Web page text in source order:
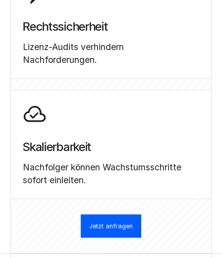
Rechtssicherheit
Lizenz-Audits verhindern
Nachforderungen.
Skalierbarkeit
Nachfolger können Wachstumsschritte
sofort einleiten.
Jetzt anfragen